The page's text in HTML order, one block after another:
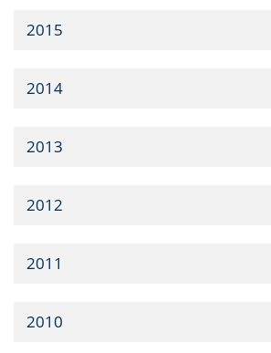
2015
2014
2013
2012
2011
2010